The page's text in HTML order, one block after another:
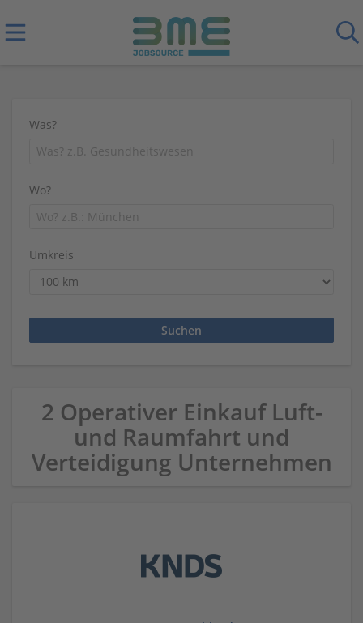
Was?
Wo?
Umkreis
2 Operativer Einkauf Luft-
und Raumfahrt und
Verteidigung Unternehmen